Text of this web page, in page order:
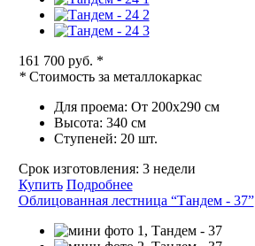
161 700 руб. *
*Стоимость за металлокаркас
Для проема: От 200х290 см
Высота: 340 см
Ступеней: 20 шт.
Срок изготовления: 3 недели
Купить Подробнее
Облицованная лестница “Тандем - 37”